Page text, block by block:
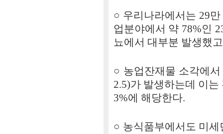
○ 우리나라에서는 29
업분야에서 약 78%인
뇨에서 대부분 발생했
○ 농업잔재물 소각에
2.5)가 발생하는데 이
3%에 해당한다.
○ 농식품부에서도 미